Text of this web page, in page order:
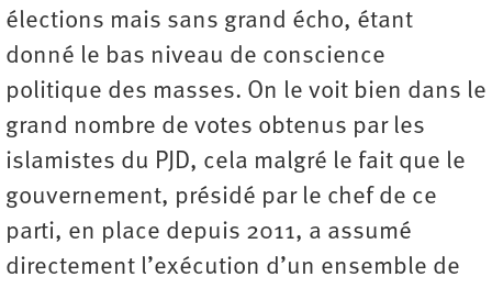
élections mais sans grand écho, étant
donné le bas niveau de conscience
politique des masses. On le voit bien dans le
grand nombre de votes obtenus par les
islamistes du PJD, cela malgré le fait que le
gouvernement, présidé par le chef de ce
parti, en place depuis 2011, a assumé
directement l’exécution d’un ensemble de